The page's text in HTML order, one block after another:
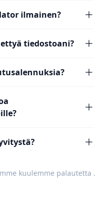
ilmainen?
tiedostoani?
kuulemme palautetta .